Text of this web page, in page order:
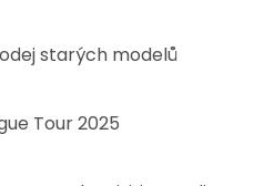
starých modelů
Tour 2025